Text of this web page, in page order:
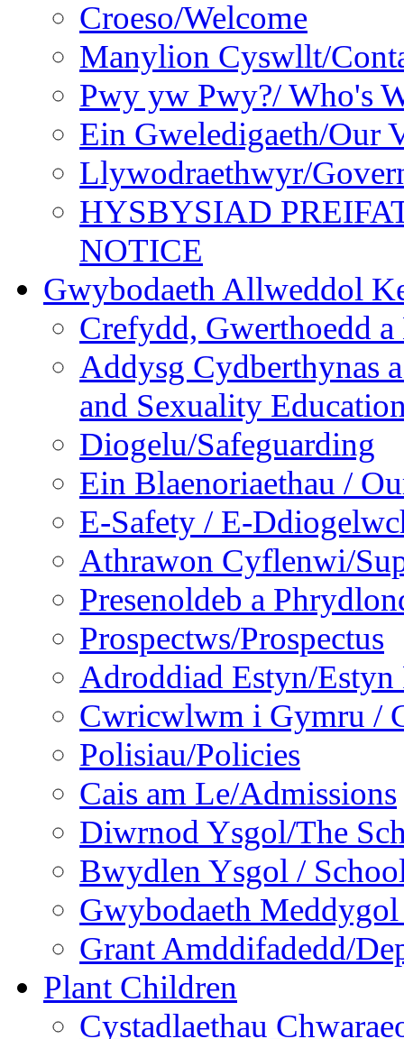
Croeso/Welcome
Manylion Cyswllt/
Pwy yw Pwy?/ Who's
Ein Gweledigaeth/Our
Llywodraethwyr/
HYSBYSIAD
NOTICE
Gwybodaeth Allweddol
Crefydd, Gwerthoedd
Addysg Cydberthynas
and Sexuality
Diogelu/Safeguarding
Ein Blaenoriaethau /
E-Safety / E-
Athrawon Cyflenwi/
Presenoldeb a
Prospectws/Prospectus
Adroddiad Estyn/Estyn
Cwricwlwm i Gymru /
Polisiau/Policies
Cais am Le/Admissions
Diwrnod Ysgol/The
Bwydlen Ysgol /
Gwybodaeth
Grant Amddifadedd/
Plant Children
Cystadlaethau